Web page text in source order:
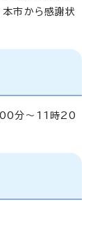
本市から感謝状
00分～11時20